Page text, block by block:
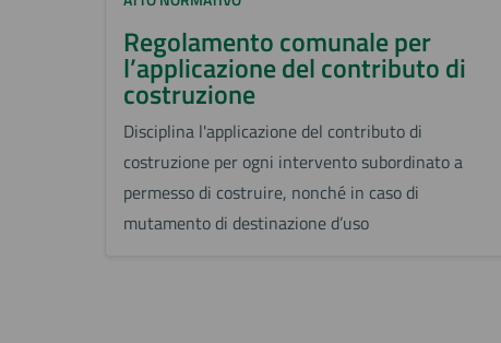
Regolamento comunale per
l’applicazione del contributo di
costruzione
Disciplina l'applicazione del contributo di
costruzione per ogni intervento subordinato a
permesso di costruire, nonché in caso di
mutamento di destinazione d’uso